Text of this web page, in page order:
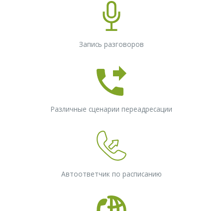
Запись разговоров
Различные сценарии переадресации
Автоответчик по расписанию